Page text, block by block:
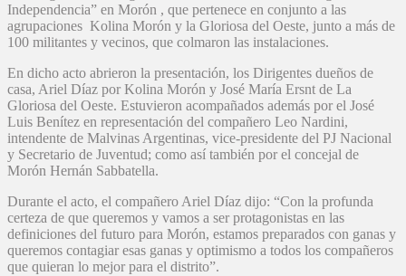
Independencia” en Morón , que pertenece en conjunto a las
agrupaciones Kolina Morón y la Gloriosa del Oeste, junto a más de
100 militantes y vecinos, que colmaron las instalaciones.
En dicho acto abrieron la presentación, los Dirigentes dueños de
casa, Ariel Díaz por Kolina Morón y José María Ersnt de La
Gloriosa del Oeste. Estuvieron acompañados además por el José
Luis Benítez en representación del compañero Leo Nardini,
intendente de Malvinas Argentinas, vice-presidente del PJ Nacional
y Secretario de Juventud; como así también por el concejal de
Morón Hernán Sabbatella.
Durante el acto, el compañero Ariel Díaz dijo: “Con la profunda
certeza de que queremos y vamos a ser protagonistas en las
definiciones del futuro para Morón, estamos preparados con ganas y
queremos contagiar esas ganas y optimismo a todos los compañeros
que quieran lo mejor para el distrito”.